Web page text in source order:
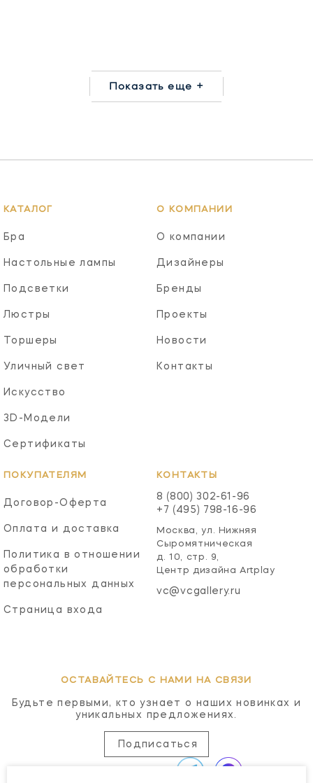
Показать еще +
КАТАЛОГ
Бра
Настольные лампы
Подсветки
Люстры
Торшеры
Уличный свет
Искусство
3D-Модели
Сертификаты
О КОМПАНИИ
О компании
Дизайнеры
Бренды
Проекты
Новости
Контакты
ПОКУПАТЕЛЯМ
Договор-Оферта
Оплата и доставка
Политика в отношении
обработки
персональных данных
Страница входа
КОНТАКТЫ
8 (800) 302-61-96
+7 (495) 798-16-96
Москва, ул. Нижняя
Сыромятническая
д. 10, стр. 9,
Центр дизайна Artplay
vc@vcgallery.ru
ОСТАВАЙТЕСЬ С НАМИ НА СВЯЗИ
Будьте первыми, кто узнает о наших новинках и
уникальных предложениях.
Подписаться